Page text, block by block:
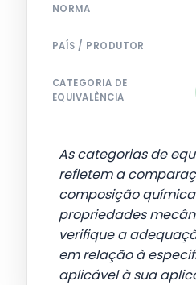
NORMA
PAÍS / PRODUTOR
CATEGORIA DE
EQUIVALÊNCIA
As categorias de
refletem a
composição
propriedades
verifique a
em relação à
aplicável à sua